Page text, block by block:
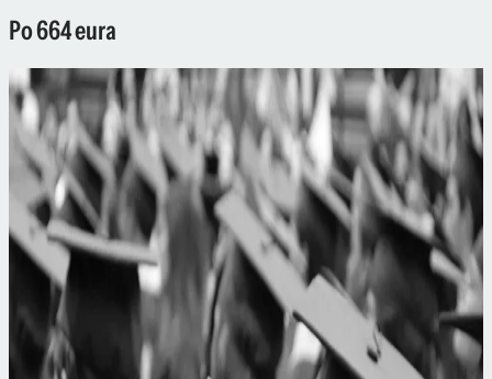
Po 664 eura